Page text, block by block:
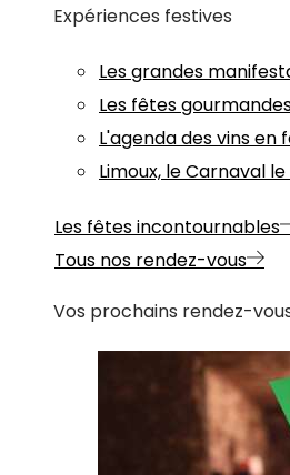
Expériences festives
Les grandes
Les fêtes
L'agenda des vins en
Limoux, le Carnaval
Les fêtes incontournables
Tous nos rendez-vous
Vos prochains rendez-